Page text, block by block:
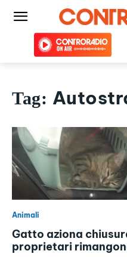
Tag:
Animali
Gatto aziona
proprietari